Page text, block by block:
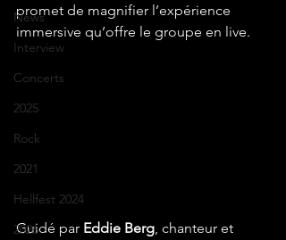
News
Interview
Concerts
2025
Rock
2021
Hellfest 2024
2026
promet de magnifier l’expérience
immersive qu’offre le groupe en live.
Guidé par Eddie Berg, chanteur et